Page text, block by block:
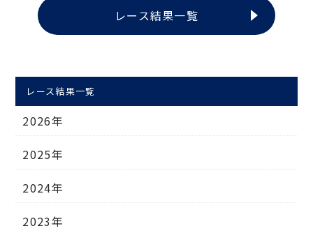
レース結果一覧
レース結果一覧
2026年
2025年
2024年
2023年